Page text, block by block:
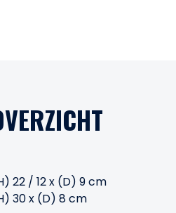
22 / 12 x (D) 9 cm
30 x (D) 8 cm